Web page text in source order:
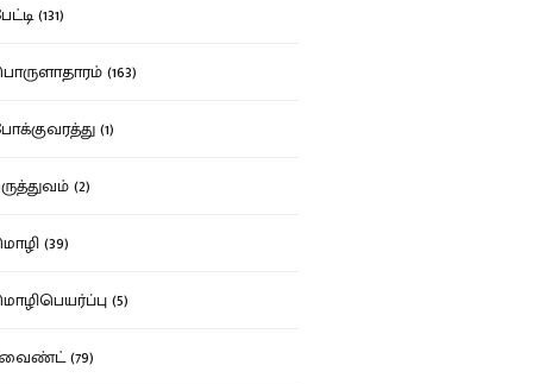
(131)
(163)
(1)
(2)
(39)
(5)
(79)